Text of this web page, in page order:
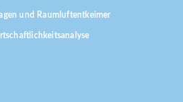
und Raumluftentkeimer